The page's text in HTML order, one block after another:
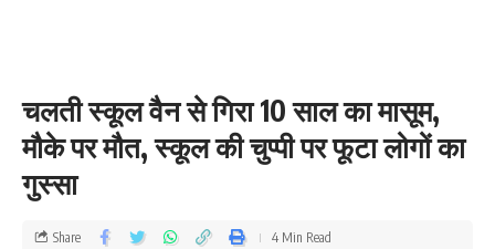
चलती स्कूल वैन से गिरा 10 साल का मासूम,
मौके पर मौत, स्कूल की चुप्पी पर फूटा लोगों का
गुस्सा
Share 4 Min Read